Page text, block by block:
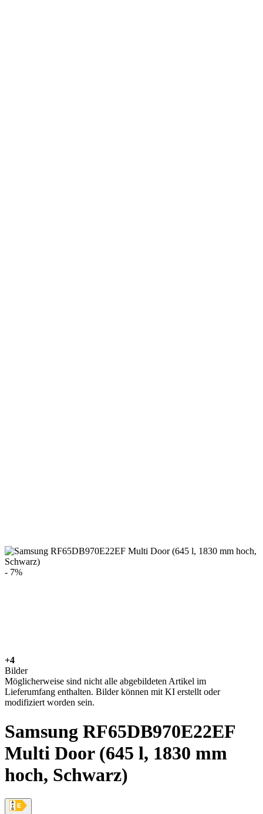
- 7%
+4
Bilder
Möglicherweise sind nicht alle abgebildeten Artikel im
Lieferumfang enthalten. Bilder können mit KI erstellt oder
modifiziert worden sein.
Samsung RF65DB970E22EF
Multi Door (645 l, 1830 mm
hoch, Schwarz)